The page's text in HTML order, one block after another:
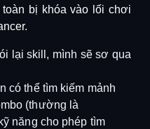
toàn bị khóa vào lối chơi
lại skill, mình sẽ sơ qua
có thể tìm kiếm mảnh
(thường là
năng cho phép tìm